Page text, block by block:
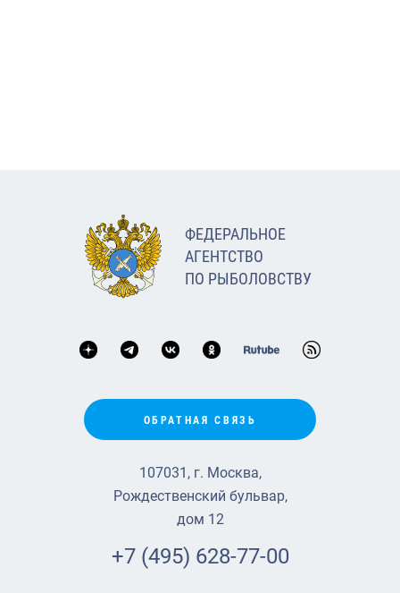
ФЕДЕРАЛЬНОЕ
АГЕНТСТВО
ПО РЫБОЛОВСТВУ
ОБРАТНАЯ СВЯЗЬ
107031, г. Москва,
Рождественский бульвар,
дом 12
+7 (495) 628-77-00